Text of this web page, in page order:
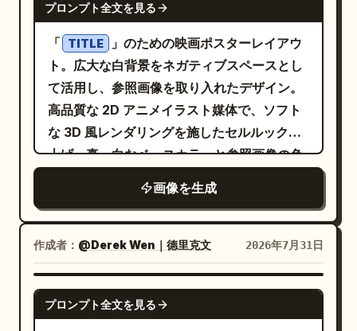
glitch effect. The background is a dense
collage of overlapping elements:
Japanese text: Large kanji characters
支配 (Control) at the top left; red hang
tag on the right with "毒人形少女" (Poison
Doll) and "666". HER19845." on the left;
"INNOCENCE DISSOLVED". "ONLY I
REMAIN." bottom right. Graphics: A
barcode, a sniper scope, a skull in a
circle, stylized butterflies, and the
numbers "H19845". The texture is
rough, with photographic grain,
scratches, and a halftone effect of worn
printing. The face emerges from this
プロンプト全文を見る
「 TITLE
」のための映画ポスターレイアウ
ト。広大な白背景をネガティブスペースとし
て活用し、参照画像を取り入れたデザイン。
高品質な 2D アニメイラスト媒体で、ソフト
な 3D 風レンダリングを施したセルルック仕
上げ。真っ白なベースカラーと参照画像の色
（Manhwa）スタイル。注：少なくとも 1 枚
の参照画像が必要です。注 2：ポスターのク
レジット表記を削除したい場合は、プロンプ
トに「negative: billing block or credit
block」を追加してください。
画像を生成
作成者： @Derek Wen｜德里克文 2026年7月31日
GPT IMAGE 2
プロンプト全文を見る